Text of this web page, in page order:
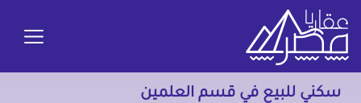
سكني للبيع في قسم العلمين